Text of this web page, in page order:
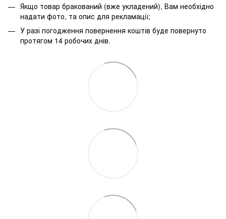
Якщо товар бракований (вже укладений), Вам необхідно
надати фото, та опис для рекламації;
У разі погодження повернення коштів буде повернуто
протягом 14 робочих днів.